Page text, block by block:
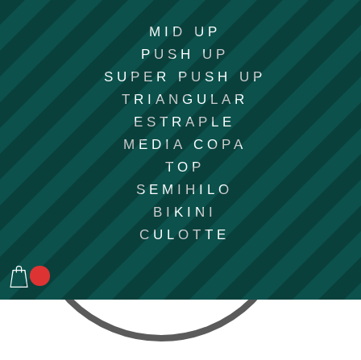
MID UP
PUSH UP
SUPER PUSH UP
TRIANGULAR
ESTRAPLE
MEDIA COPA
TOP
SEMIHILO
BIKINI
CULOTTE